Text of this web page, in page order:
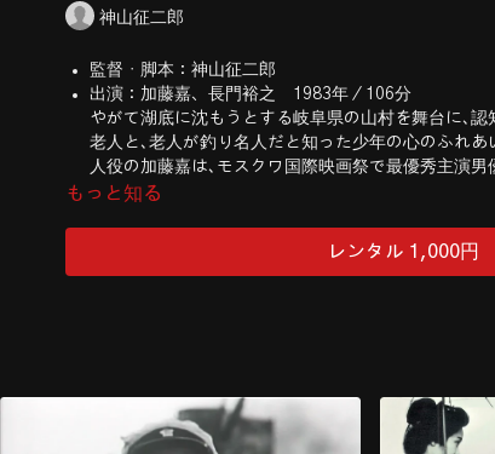
神山征二郎
監督・脚本：神山征二郎
出演：加藤嘉、長門裕之 1983年／106分
やがて湖底に沈もうとする岐阜県の山村を舞台に､
老人と､老人が釣り名人だと知った少年の心のふれ
人役の加藤嘉は､モスクワ国際映画祭で最優秀主演男
もっと知る
レンタル 1,000円